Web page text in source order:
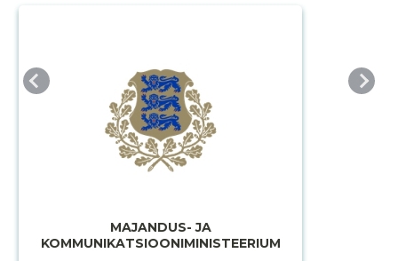
MAJANDUS- JA
KOMMUNIKATSIOONIMINISTEERIUM